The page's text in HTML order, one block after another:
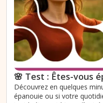
🌸 Test : Êtes-vous
Découvrez en quelques
épanouie ou si votre